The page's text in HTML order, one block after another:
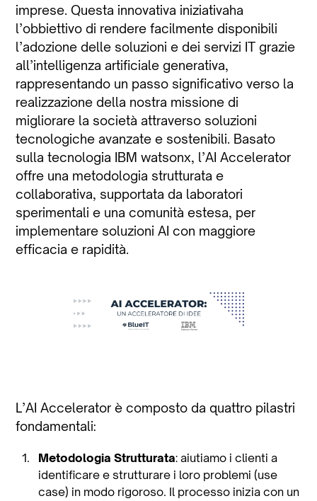
imprese. Questa innovativa iniziativaha
l’obbiettivo di rendere facilmente disponibili
l’adozione delle soluzioni e dei servizi IT grazie
all’intelligenza artificiale generativa,
rappresentando un passo significativo verso la
realizzazione della nostra missione di
migliorare la società attraverso soluzioni
tecnologiche avanzate e sostenibili. Basato
sulla tecnologia IBM watsonx, l’AI Accelerator
offre una metodologia strutturata e
collaborativa, supportata da laboratori
sperimentali e una comunità estesa, per
implementare soluzioni AI con maggiore
efficacia e rapidità.
L’AI Accelerator è composto da quattro pilastri
fondamentali:
Metodologia Strutturata: aiutiamo i clienti a
identificare e strutturare i loro problemi (use
case) in modo rigoroso. Il processo inizia con un